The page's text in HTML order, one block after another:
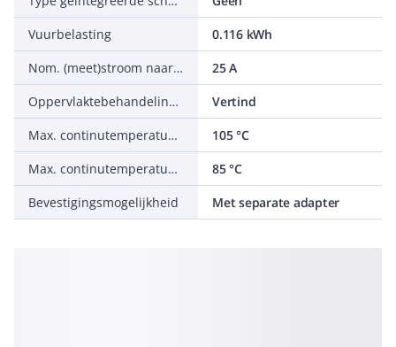
Vuurbelasting
0.116 kWh
Nom. (meet)stroom naar armatuur
25 A
Oppervlaktebehandeling contacten
Vertind
Max. continutemperatuur bestendigheid trekontlasting
105 °C
Max. continutemperatuur bestendigheid contactdeel
85 °C
Bevestigingsmogelijkheid
Met separate adapter